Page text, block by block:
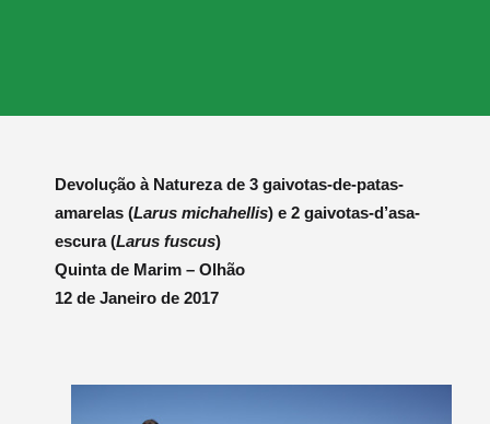
Devolução à Natureza de 3 gaivotas-de-patas-
amarelas (Larus michahellis) e 2 gaivotas-d’asa-
escura (Larus fuscus)
Quinta de Marim – Olhão
12 de Janeiro de 2017